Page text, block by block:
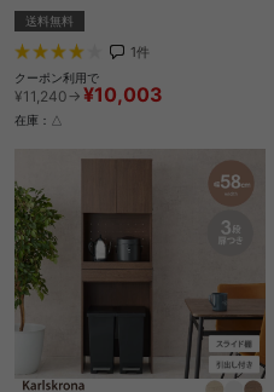
送料無料
1件
クーポン利用で
¥11,240→ ¥10,003
在庫：△